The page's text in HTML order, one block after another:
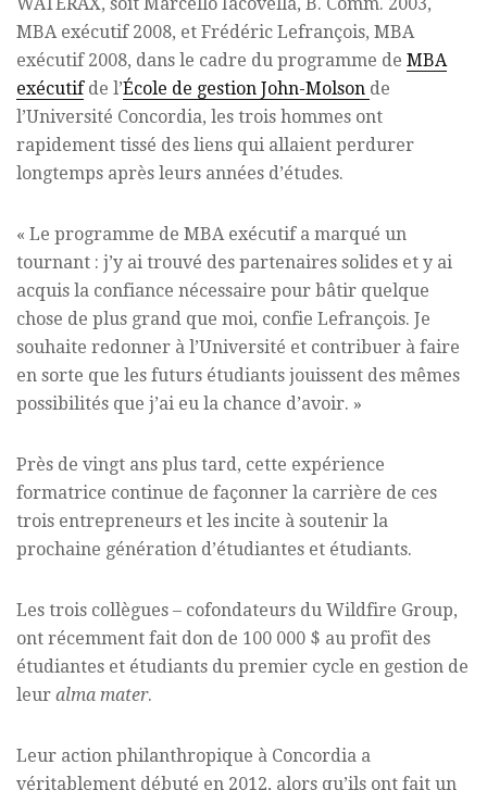
MBA exécutif 2008, et Frédéric Lefrançois, MBA
exécutif 2008, dans le cadre du programme de MBA
exécutifde l’École de gestion John-Molson de
l’Université Concordia, les trois hommes ont
rapidement tissé des liens qui allaient perdurer
longtemps après leurs années d’études.
« Le programme de MBA exécutif a marqué un
tournant : j’y ai trouvé des partenaires solides et y ai
acquis la confiance nécessaire pour bâtir quelque
chose de plus grand que moi, confie Lefrançois. Je
souhaite redonner à l’Université et contribuer à faire
en sorte que les futurs étudiants jouissent des mêmes
possibilités que j’ai eu la chance d’avoir. »
Près de vingt ans plus tard, cette expérience
formatrice continue de façonner la carrière de ces
trois entrepreneurs et les incite à soutenir la
prochaine génération d’étudiantes et étudiants.
Les trois collègues – cofondateurs du Wildfire Group,
ont récemment fait don de 100 000 $ au profit des
étudiantes et étudiants du premier cycle en gestion de
leur alma mater.
Leur action philanthropique à Concordia a
véritablement débuté en 2012, alors qu’ils ont fait un